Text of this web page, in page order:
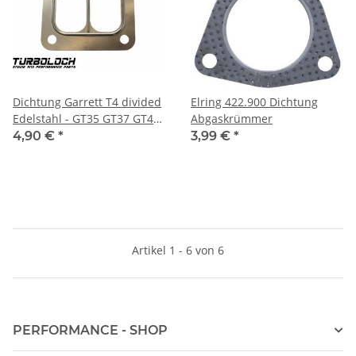
Dichtung Garrett T4 divided
Edelstahl - GT35 GT37 GT40
GT42 GT45
4,90 € *
Elring 422.900 Dichtung
Abgaskrümmer
3,99 € *
Artikel 1 - 6 von 6
PERFORMANCE - SHOP